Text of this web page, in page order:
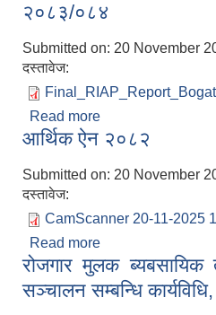
२०८३/०८४
Submitted on: 20 November
दस्तावेज:
Read more
आर्थिक ऐन २०८२
Submitted on: 20 November
दस्तावेज:
CamScanner 20-11-2025
Read more
रोजगार मुलक
सञ्चालन सम्बन्धि